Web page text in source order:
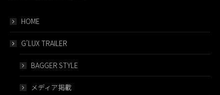
HOME
G’LUX TRAILER
BAGGER STYLE
メディア掲載